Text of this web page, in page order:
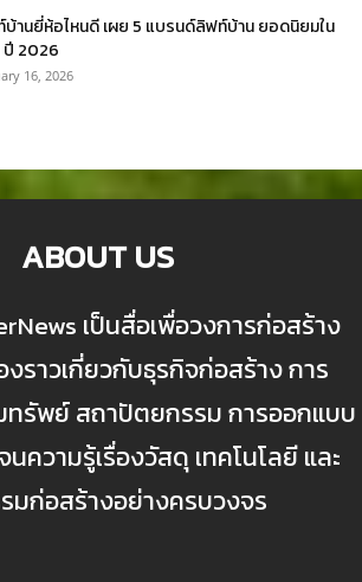
านยี่ห้อไหนดี เผย 5 แบรนด์ลิฟท์บ้าน ยอดนิยมใน
ปี 2026
16, 2026
ABOUT US
เป็นสื่อเพื่อวงการก่อสร้าง
งราวเกี่ยวกับธุรกิจก่อสร้าง การ
รัพย์ สถาปัตยกรรม การออกแบบ
ความรู้เรื่องวัสดุ เทคโนโลยี และ
มก่อสร้างอย่างครบวงจร